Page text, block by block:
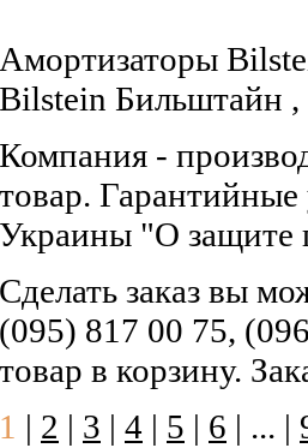
Амортизаторы
Bilstein Бильштайн ,
Компания -
товар. Гарантийные
Украины "О защите
Сделать заказ вы
(095) 817 00 75,
товар в корзину.
1 | 2 | 3 | 4 | 5 | 6 | ... |